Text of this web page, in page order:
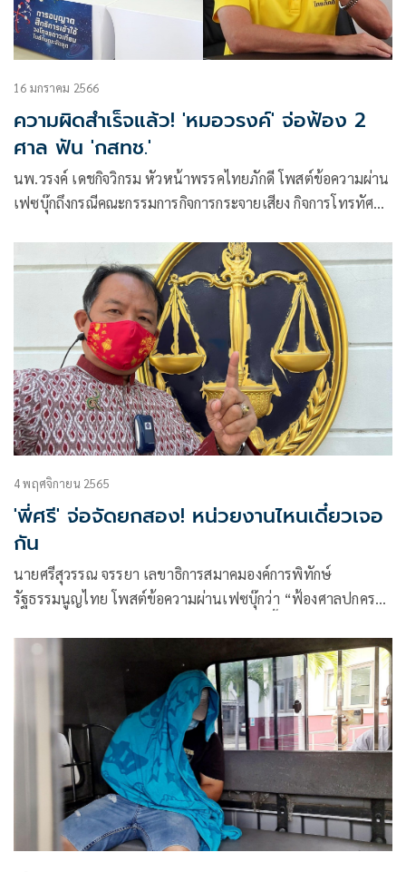
16 มกราคม 2566
ความผิดสำเร็จแล้ว! 'หมอวรงค์' จ่อฟ้อง 2
ศาล ฟัน 'กสทช.'
นพ.วรงค์ เดชกิจวิกรม หัวหน้าพรรคไทยภักดี โพสต์ข้อความผ่าน
เฟซบุ๊กถึงกรณีคณะกรรมการกิจการกระจายเสียง กิจการโทรทัศน์
4 พฤศจิกายน 2565
'พี่ศรี' จ่อจัดยกสอง! หน่วยงานไหนเดี๋ยวเจอ
กัน
นายศรีสุวรรณ จรรยา เลขาธิการสมาคมองค์การพิทักษ์
รัฐธรรมนูญไทย โพสต์ข้อความผ่านเฟซบุ๊กว่า “ฟ้องศาลปกครอง
ไม่จบ